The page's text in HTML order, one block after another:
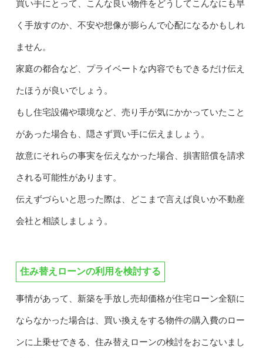
買い手にとって、こんな良い物件をどうしてこんなにも早
く手放すのか、不安や想像が膨らんで心配になるかもしれ
ません。
家庭の都合など、プライベートな内容でもできるだけ伝え
たほうが良いでしょう。
もし住宅設備や環境など、売り手が気にかかっていたこと
があった場合も、隠さず買い手に伝えましょう。
故意にそれらの事実を伝えなかった場合、損害賠償を請求
される可能性があります。
伝えずづらいと思った際は、どこまで言えば良いか不動産
会社と相談しましょう。
住み替えローンの利用を検討する
事情があって、新築を手放し売却価格が住宅ローン全額に
ならなかった場合は、買い換えをする物件の購入費のロー
ンに上乗せできる、住み替えローンの検討をおこないまし